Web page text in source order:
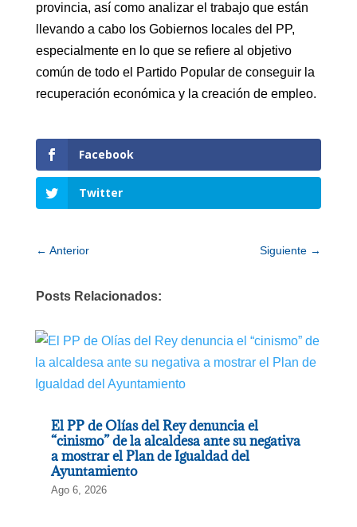
provincia, así como analizar el trabajo que están
llevando a cabo los Gobiernos locales del PP,
especialmente en lo que se refiere al objetivo
común de todo el Partido Popular de conseguir la
recuperación económica y la creación de empleo.
Facebook
Twitter
← Anterior Siguiente →
Posts Relacionados:
El PP de Olías del Rey denuncia el
“cinismo” de la alcaldesa ante su negativa
a mostrar el Plan de Igualdad del
Ayuntamiento
Ago 6, 2026